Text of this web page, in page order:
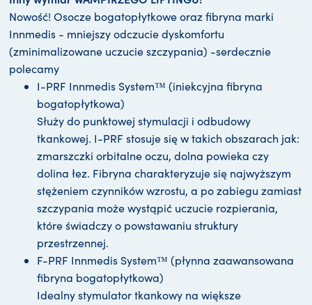
Nowość! Osocze bogatopłytkowe oraz fibryna marki
Innmedis - mniejszy odczucie dyskomfortu
(zminimalizowane uczucie szczypania) -serdecznie
polecamy
I-PRF Innmedis System™ (iniekcyjna fibryna
bogatopłytkowa)
Służy do punktowej stymulacji i odbudowy
tkankowej. I-PRF stosuje się w takich obszarach jak:
zmarszczki orbitalne oczu, dolna powieka czy
dolina łez. Fibryna charakteryzuje się najwyższym
stężeniem czynników wzrostu, a po zabiegu zamiast
szczypania może wystąpić uczucie rozpierania,
które świadczy o powstawaniu struktury
przestrzennej.
F-PRF Innmedis System™ (płynna zaawansowana
fibryna bogatopłytkowa)
Idealny stymulator tkankowy na większe